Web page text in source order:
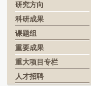
研究方向
科研成果
课题组
重要成果
重大项目专栏
人才招聘